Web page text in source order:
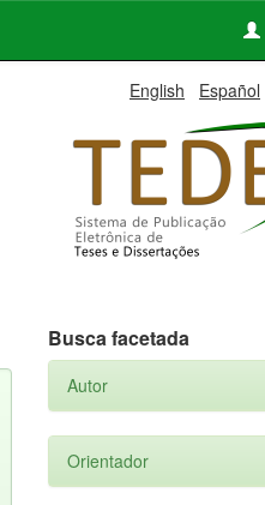
English Español
Busca facetada
Autor
Orientador